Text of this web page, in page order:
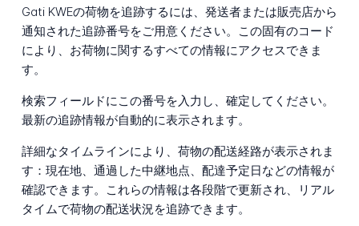
Gati KWEの荷物を追跡するには、発送者または販売店から
通知された追跡番号をご用意ください。この固有のコード
により、お荷物に関するすべての情報にアクセスできま
す。
検索フィールドにこの番号を入力し、確定してください。
最新の追跡情報が自動的に表示されます。
詳細なタイムラインにより、荷物の配送経路が表示されま
す：現在地、通過した中継地点、配達予定日などの情報が
確認できます。これらの情報は各段階で更新され、リアル
タイムで荷物の配送状況を追跡できます。